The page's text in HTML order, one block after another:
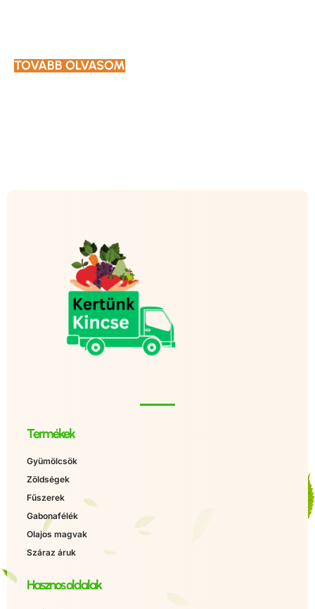
TOVÁBB OLVASOM
Termékek
Gyümölcsök
Zöldségek
Fűszerek
Gabonafélék
Olajos magvak
Száraz áruk
Hasznos oldalak